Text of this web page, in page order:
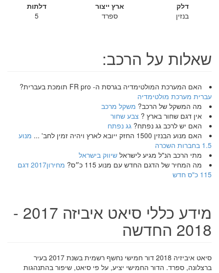
דלק
בנזין
ארץ ייצור
ספרד
דלתות
5
שאלות על הרכב:
האם המערכת המולטימדיה בגרסת ה- FR pro תומכת בעברית?
עברית מערכת מולטימדיה
מה המשקל של הרכב? משקל מרכב
אין דגם שחור בארץ ? צבע שחור
האם יש לרכב גג נפתח? גג נפתח
האם מנוע הבנזין 1500 החזק ייובא לארץ ויהיה זמין לחב' ...
מנוע
1.5 בחברות השכרה
מתי הרכב הנ"ל מגיע לישראל שיווק בישראל
מה המחיר של הדגם החדש עם מנוע 115 כ״ס?
מחירון2017 דגם
115 כ"ס חדש
מידע כללי סיאט איביזה 2017 -
2018 החדשה
סיאט איביזיה 2018 דור חמישי נחשף רשמית בשנת 2017 בעיר
ברצלונה, ספרד. הדור החמישי יציע, על פי סיאט, שיפור בהתנהגות